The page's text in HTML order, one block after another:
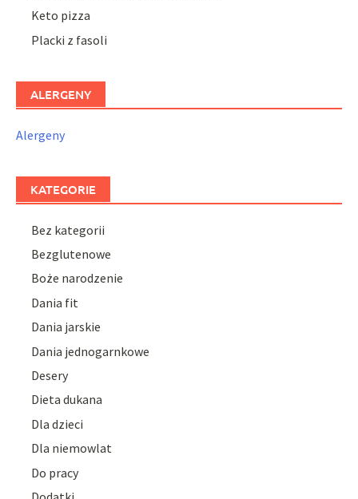
Keto pizza
Placki z fasoli
ALERGENY
Alergeny
KATEGORIE
Bez kategorii
Bezglutenowe
Boże narodzenie
Dania fit
Dania jarskie
Dania jednogarnkowe
Desery
Dieta dukana
Dla dzieci
Dla niemowlat
Do pracy